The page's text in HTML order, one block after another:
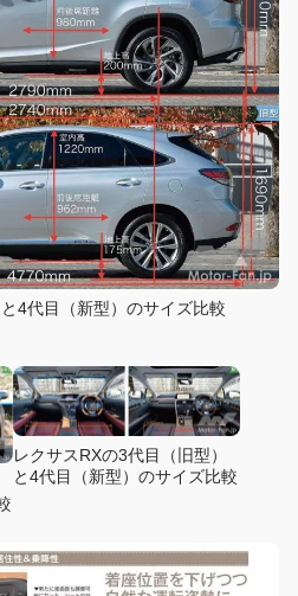
4代目（新型）のサイズ比較
レクサスRXの3代目（旧型）
と4代目（新型）のサイズ比較